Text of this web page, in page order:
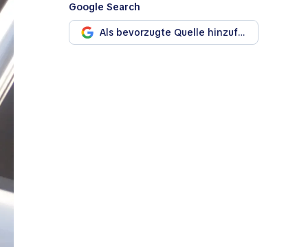
Google Search
Als bevorzugte Quelle hinzufügen